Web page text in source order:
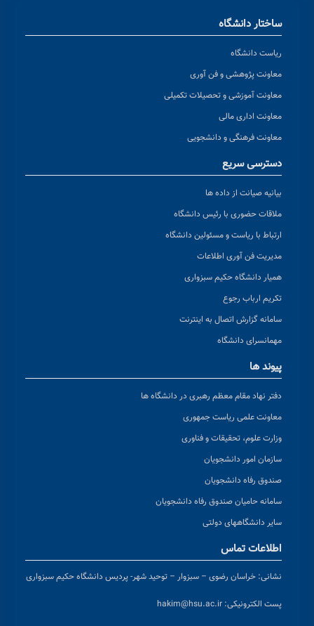
ساختار دانشگاه
ریاست دانشگاه
معاونت پژوهشی و فن آوری
معاونت آموزشی و تحصیلات تکمیلی
معاونت اداری مالی
معاونت فرهنگی و دانشجویی
دسترسی سریع
بیانیه صیانت از داده ها
ملاقات حضوری با رئیس دانشگاه
ارتباط با ریاست و مسئولین دانشگاه
مدیریت فن آوری اطلاعات
همیار دانشگاه حکیم سبزواری
تکریم ارباب رجوع
سامانه گزارش اتصال به اینترنت
مهمانسرای دانشگاه
پیوند ها
دفتر نهاد مقام معظم رهبری در دانشگاه ها
معاونت علمی ریاست جمهوری
وزارت علوم، تحقیقات و فناوری
سازمان امور دانشجویان
صندوق رفاه دانشجویان
سامانه حامیان صندوق رفاه دانشجویان
سایر دانشگاههای دولتی
اطلاعات تماس
نشانی: خراسان رضوی – سبزوار – توحید شهر- پردیس دانشگاه حکیم سبزواری
پست الکترونیکی: hakim@hsu.ac.ir